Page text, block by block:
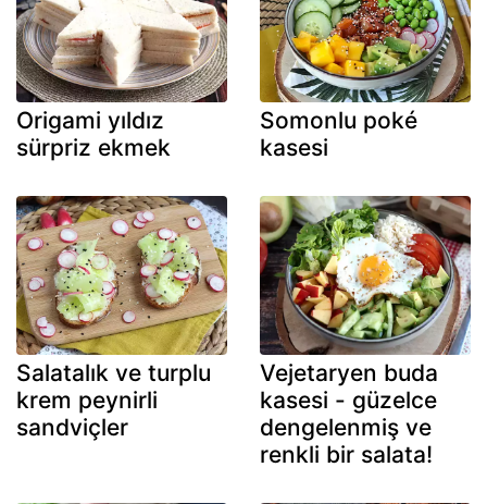
Origami yıldız
sürpriz ekmek
Somonlu poké
kasesi
Salatalık ve turplu
krem peynirli
sandviçler
Vejetaryen buda
kasesi - güzelce
dengelenmiş ve
renkli bir salata!